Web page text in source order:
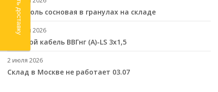
Канифоль сосновая в гранулах на складе
10 июля 2026
Cиловой кабель ВВГнг (A)-LS 3х1,5
2 июля 2026
Склад в Москве не работает 03.07